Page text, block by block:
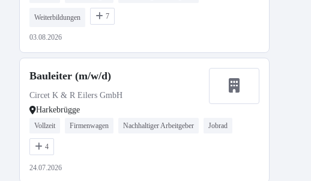
Weiterbildungen 7
03.08.2026
Bauleiter (m/w/d)
Circet K & R Eilers GmbH
Harkebrügge
Vollzeit Firmenwagen Nachhaltiger Arbeitgeber Jobrad
4
24.07.2026